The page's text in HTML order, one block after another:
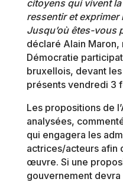
citoyens qui vivent
ressentir et
Jusqu’où êtes-vous
déclaré Alain Maron,
Démocratie
bruxellois, devant
présents vendredi 3
Les propositions de
analysées,
qui engagera les
actrices/acteurs afin
œuvre. Si une
gouvernement